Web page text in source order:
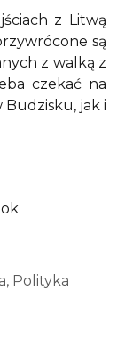
z Litwą
są
z walką z
czekać na
jak i
, Polityka